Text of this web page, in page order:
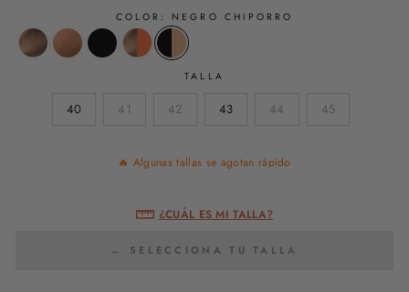
COLOR: NEGRO CHIPORRO
TALLA
40 41 42 43 44 45
🔥 Algunas tallas se agotan rápido
¿CUÁL ES MI TALLA?
← SELECCIONA TU TALLA